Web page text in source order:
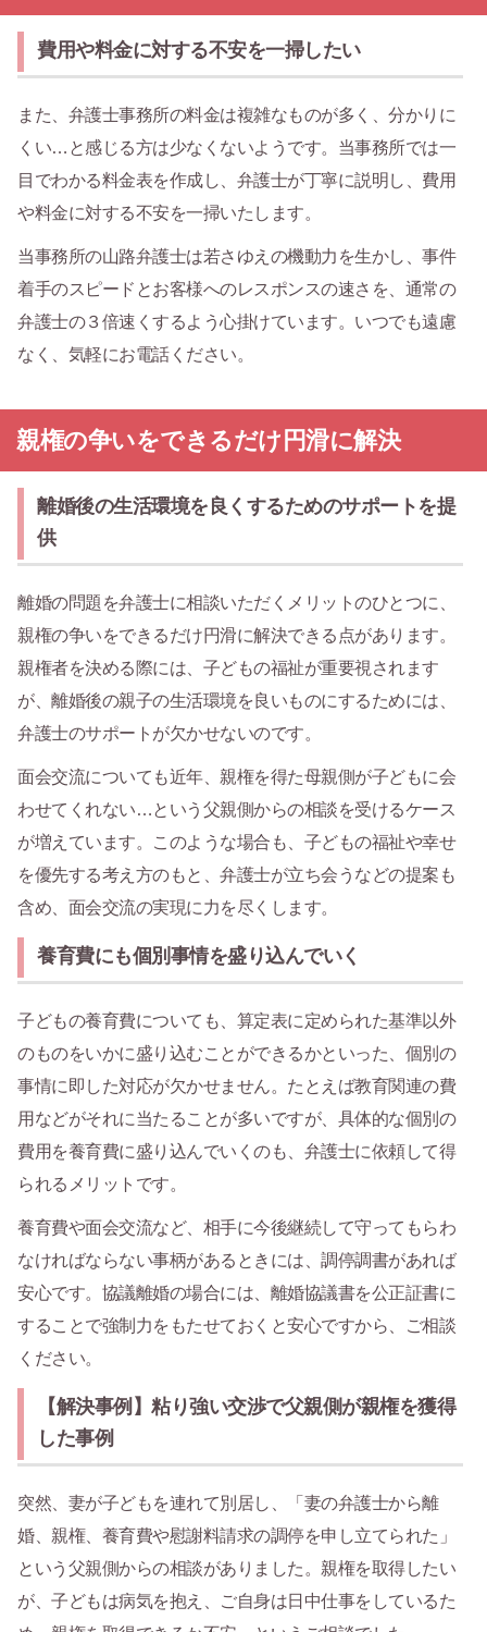
費用や料金に対する不安を一掃したい
また、弁護士事務所の料金は複雑なものが多く、分かりに
くい…と感じる方は少なくないようです。当事務所では一
目でわかる料金表を作成し、弁護士が丁寧に説明し、費用
や料金に対する不安を一掃いたします。
当事務所の山路弁護士は若さゆえの機動力を生かし、事件
着手のスピードとお客様へのレスポンスの速さを、通常の
弁護士の３倍速くするよう心掛けています。いつでも遠慮
なく、気軽にお電話ください。
親権の争いをできるだけ円滑に解決
離婚後の生活環境を良くするためのサポートを提
供
離婚の問題を弁護士に相談いただくメリットのひとつに、
親権の争いをできるだけ円滑に解決できる点があります。
親権者を決める際には、子どもの福祉が重要視されます
が、離婚後の親子の生活環境を良いものにするためには、
弁護士のサポートが欠かせないのです。
面会交流についても近年、親権を得た母親側が子どもに会
わせてくれない…という父親側からの相談を受けるケース
が増えています。このような場合も、子どもの福祉や幸せ
を優先する考え方のもと、弁護士が立ち会うなどの提案も
含め、面会交流の実現に力を尽くします。
養育費にも個別事情を盛り込んでいく
子どもの養育費についても、算定表に定められた基準以外
のものをいかに盛り込むことができるかといった、個別の
事情に即した対応が欠かせません。たとえば教育関連の費
用などがそれに当たることが多いですが、具体的な個別の
費用を養育費に盛り込んでいくのも、弁護士に依頼して得
られるメリットです。
養育費や面会交流など、相手に今後継続して守ってもらわ
なければならない事柄があるときには、調停調書があれば
安心です。協議離婚の場合には、離婚協議書を公正証書に
することで強制力をもたせておくと安心ですから、ご相談
ください。
【解決事例】粘り強い交渉で父親側が親権を獲得
した事例
突然、妻が子どもを連れて別居し、「妻の弁護士から離
婚、親権、養育費や慰謝料請求の調停を申し立てられた」
という父親側からの相談がありました。親権を取得したい
が、子どもは病気を抱え、ご自身は日中仕事をしているた